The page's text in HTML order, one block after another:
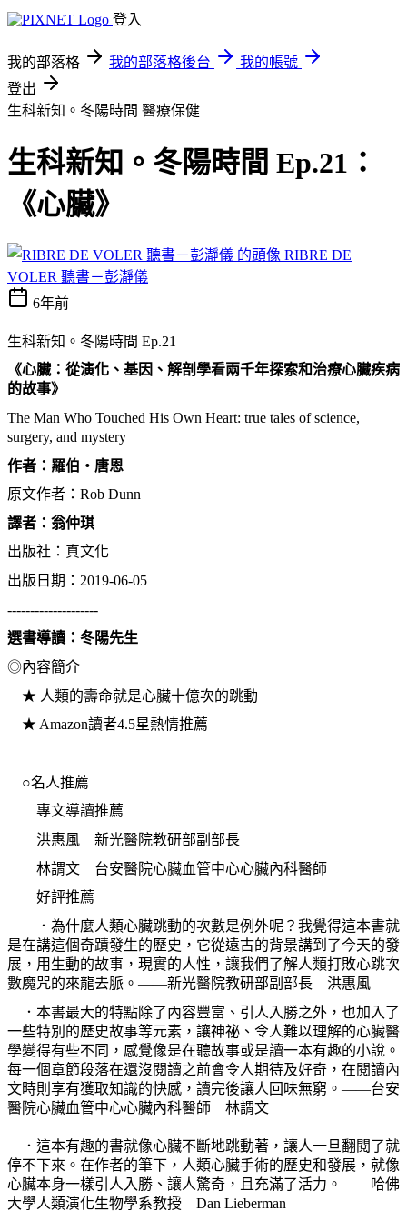
登入
我的部落格 我的部落格後台
我的帳號
登出
生科新知。冬陽時間 醫療保健
生科新知。冬陽時間 Ep.21：
《心臟》
RIBRE DE
VOLER 聽書－彭瀞儀
6年前
生科新知。冬陽時間 Ep.21
《心臟：從演化、基因、解剖學看兩千年探索和治療心臟疾病
的故事》
The Man Who Touched His Own Heart: true tales of science,
surgery, and mystery
作者：羅伯‧唐恩
原文作者：Rob Dunn
譯者：翁仲琪
出版社：真文化
出版日期：2019-06-05
--------------------
選書導讀：冬陽先生
◎內容簡介
★ 人類的壽命就是心臟十億次的跳動
★ Amazon讀者4.5星熱情推薦
○名人推薦
專文導讀推薦
洪惠風 新光醫院教研部副部長
林謂文 台安醫院心臟血管中心心臟內科醫師
好評推薦
．為什麼人類心臟跳動的次數是例外呢？我覺得這本書就
是在講這個奇蹟發生的歷史，它從遠古的背景講到了今天的發
展，用生動的故事，現實的人性，讓我們了解人類打敗心跳次
數魔咒的來龍去脈。——新光醫院教研部副部長 洪惠風
．本書最大的特點除了內容豐富、引人入勝之外，也加入了
一些特別的歷史故事等元素，讓神祕、令人難以理解的心臟醫
學變得有些不同，感覺像是在聽故事或是讀一本有趣的小說。
每一個章節段落在還沒閱讀之前會令人期待及好奇，在閱讀內
文時則享有獲取知識的快感，讀完後讓人回味無窮。——台安
醫院心臟血管中心心臟內科醫師 林謂文
．這本有趣的書就像心臟不斷地跳動著，讓人一旦翻閱了就
停不下來。在作者的筆下，人類心臟手術的歷史和發展，就像
心臟本身一樣引人入勝、讓人驚奇，且充滿了活力。——哈佛
大學人類演化生物學系教授 Dan Lieberman